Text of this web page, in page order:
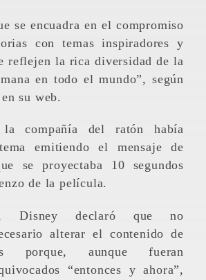
con temas inspiradores y
reflejen la rica diversidad de la
en todo el mundo”, según
en su web.
emitiendo el mensaje de
se proyectaba 10 segundos
de la película.
alterar el contenido de
porque, aunque fueran
“entonces y ahora”,